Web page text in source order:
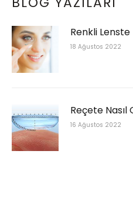
Renkli
18 Ağustos 2022
Reçete Nasıl
16 Ağustos 2022